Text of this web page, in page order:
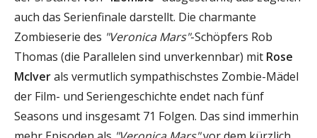
auch das Serienfinale darstellt. Die charmante
Zombieserie des "Veronica Mars"-Schöpfers Rob
Thomas (die Parallelen sind unverkennbar) mit Rose
McIverals vermutlich sympathischstes Zombie-Mädel
der Film- und Seriengeschichte endet nach fünf
Seasons und insgesamt 71 Folgen. Das sind immerhin